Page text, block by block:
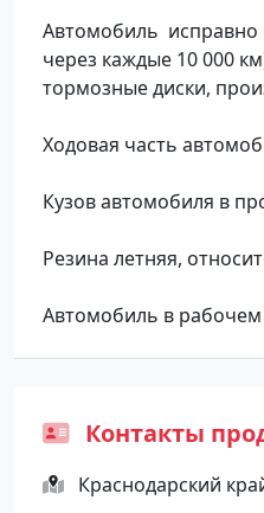
Aвтомобиль иcпpaвнo
черeз каждые 10 000
тормозные диски,
Ходовая часть
Кузов автомобиля в
Резина летняя,
Автомобиль в рабочем
Контакты
Краснодарский